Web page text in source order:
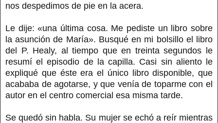
nos despedimos de pie en la acera.
Le dije: «una última cosa. Me pediste un libro sobre
la asunción de María». Busqué en mi bolsillo el libro
del P. Healy, al tiempo que en treinta segundos le
resumí el episodio de la capilla. Casi sin aliento le
expliqué que éste era el único libro disponible, que
acababa de agotarse, y que venía de toparme con el
autor en el centro comercial esa misma tarde.
Se quedó sin habla. Su mujer se echó a reír mientras